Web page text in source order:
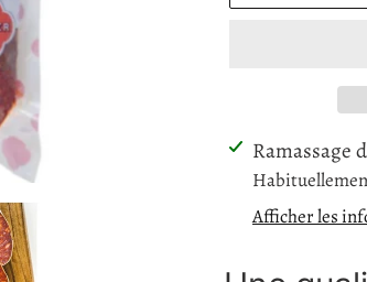
Ajout
d'un
produit
votre
Ramassage
Afficher les